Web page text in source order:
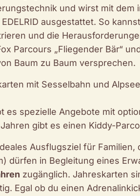
und wirst mit dem
ausgestattet. So
und die
Parcours „Fliegender Bär“
Baum zu Baum versprechen.
mit Sesselbahn und
es spezielle Angebote mit
gibt es einen Kiddy-
Ausflugsziel für Familien,
dürfen in Begleitung eines
zugänglich. Jahreskarten
Egal ob du einen